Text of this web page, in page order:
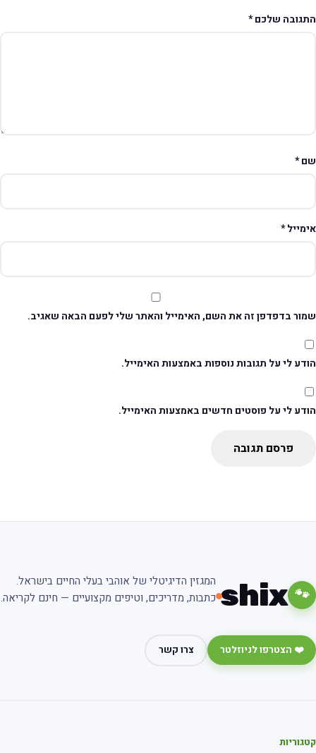
שלכם*
*
*
בדפדפן זה את השם, האימייל והאתר שלי לפעם הבאה שאגיב.
לי על תגובות נוספות באמצעות האימייל.
לי על פוסטים חדשים באמצעות האימייל.
פרסם תגובה
🐾
shix
המגזין הדיגיטלי של אוהבי בעלי החיים בישראל.
כתבות, מדריכים, וטיפים מקצועיים — חינם לקריאה.
❤️ הצטרפו לניוזלטר צרו קשר